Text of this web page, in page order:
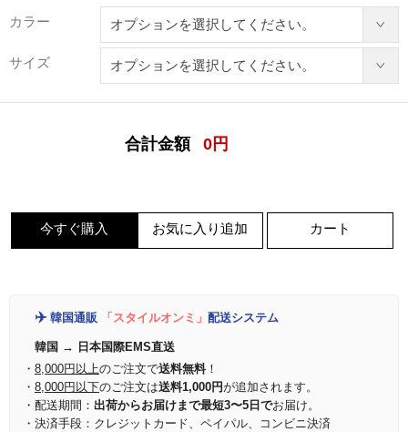
カラー
サイズ
合計金額 0 円
今すぐ購入 お気に入り追加 カート
✈️ 韓国通販 「スタイルオンミ」 配送システム
韓国 → 日本国際EMS直送
・ 8,000円以上のご注文で送料無料！
・ 8,000円以下のご注文は送料1,000円が追加されます。
・配送期間： 出荷からお届けまで最短3〜5日でお届け。
・決済手段：クレジットカード、ペイパル、コンビニ決済